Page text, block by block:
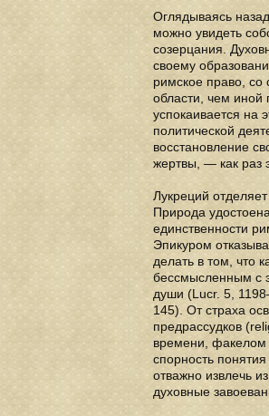
Оглядываясь
можно увидеть
созерцания.
своему
римское право, со
области, чем иной
успокаивается на
политической
восстановление
жертвы, — как раз
Лукреций
Природа
единственности
Эпикуром
делать в том, что
бессмысленным с
души (Lucr. 5,
145). От страха
предрассудков
времени, факелом
спорность
отважно извлечь
духовные